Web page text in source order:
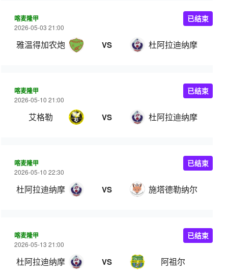
喀麦隆甲
2026-05-03 21:00
雅温得加农炮 VS 杜阿拉迪纳摩
已结束
喀麦隆甲
2026-05-10 21:00
艾格勒 VS 杜阿拉迪纳摩
已结束
喀麦隆甲
2026-05-10 22:30
杜阿拉迪纳摩 VS 施塔德勒纳尔
已结束
喀麦隆甲
2026-05-13 21:00
杜阿拉迪纳摩 VS 阿祖尔
已结束